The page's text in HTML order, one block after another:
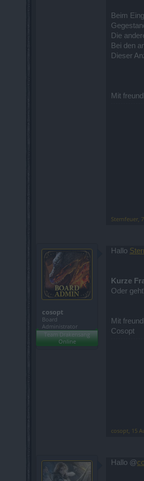
Beim
Die
Bei den
Dieser
Mit
Sternfeuer
cosopt
Board
Administrator
Team Drakensang
Online
Hallo
Kurze
Oder
Mit
Cosopt
cosopt 15
Hallo @